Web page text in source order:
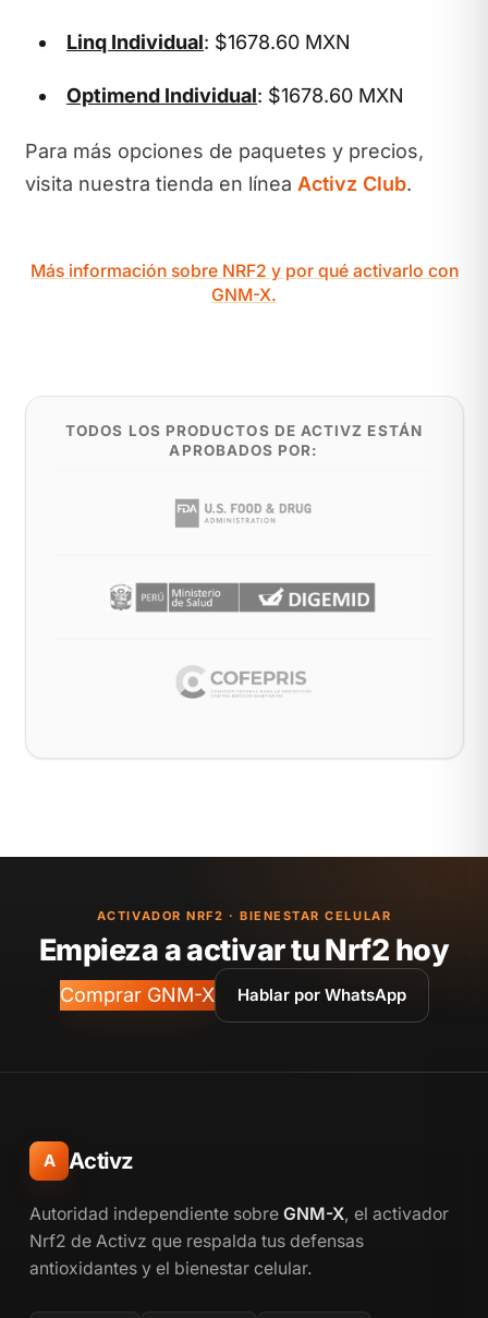
Linq Individual: $1678.60 MXN
Optimend Individual: $1678.60 MXN
Para más opciones de paquetes y precios,
visita nuestra tienda en línea Activz Club.
Más información sobre NRF2 y por qué activarlo con
GNM-X.
TODOS LOS PRODUCTOS DE ACTIVZ ESTÁN
APROBADOS POR:
ACTIVADOR NRF2 · BIENESTAR CELULAR
Empieza a activar tu Nrf2 hoy
Comprar GNM-X Hablar por WhatsApp
A Activz
Autoridad independiente sobre GNM-X, el activador
Nrf2 de Activz que respalda tus defensas
antioxidantes y el bienestar celular.